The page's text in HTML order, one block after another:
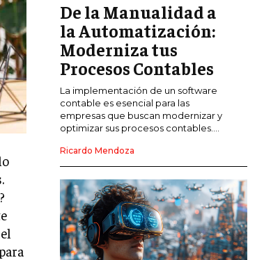
LIFESTYLE
MARKETING
ESTRATEGIAS DE MARKETING
AGENCIAS DE POSICIONAMIENTO WEB
SEO
VENTA DE ENLACES
MARKETING DIGITAL
PUBLICIDAD
VENTAS Y PERSUASIÓN
GESTIÓN DE PRODUCTOS
De la Manualidad a
la Automatización:
Moderniza tus
Procesos Contables
La implementación de un software
contable es esencial para las
empresas que buscan modernizar y
optimizar sus procesos contables....
Ricardo Mendoza